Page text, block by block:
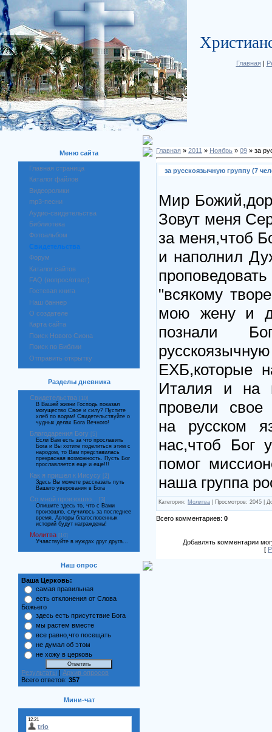
Главная|
Меню сайта
Главная страница
Каталог файлов
Видеоролики
mp3-песни
Аудио-свидетельства
Библиотека
Фотоальбом
Свидетельства
Форум
Каталог сайтов
FAQ (вопрос/ответ)
Гостевая книга
Наш баннер
О создателе
Карта сайта
Поиск Нового Сиона
Поиск по Библии
Отправить открытку
Разделы дневника
Свидетельства
[10]
В Вашей жизни Господь показал
могущество Свое и силу? Пустите
хлеб по водам! Свидетельствуйте о
чудных делах Бога Вечного!
Благодарения Богу
[5]
Если Вам есть за что прославить
Бога и Вы хотите поделиться этим с
народом, то Вам представилась
прекрасная возможность. Пусть Бог
прославляется еще и еще!!!
Как я пришел к Иисусу
[2]
Здесь Вы можете рассказать путь
Вашего уверования в Бога
Со мной произошло...
[3]
Опишите здесь то, что с Вами
произошло, случилось за последнее
время. Авторы благословенных
историй будут награждены!
Молитва
[10]
Учавствуйте в нуждах друг друга...
Наш опрос
Ваша Церковь:
самая правильная
есть отклонения от Слова
Божьего
здесь есть присутствие Бога
мы растем вместе
все равно,что посещать
не думал об этом
не хожу в церковь
Результаты | Архив опросов
Всего ответов: 357
Мини-чат
Главная » 2011 » Ноябрь » 09 » за
за русскоязычную группу (7
Мир
Зовут меня
за меня,чтоб
и наполнил
"всякому
мою жену и
познали
ЕХБ,которые
Италия и на
провели свое
на русском
нас,чтоб Бог
помог
наша группа
Категория: Молитва | Просмотров: 2045 |
Всего комментариев: 0
Добавлять комментарии
[